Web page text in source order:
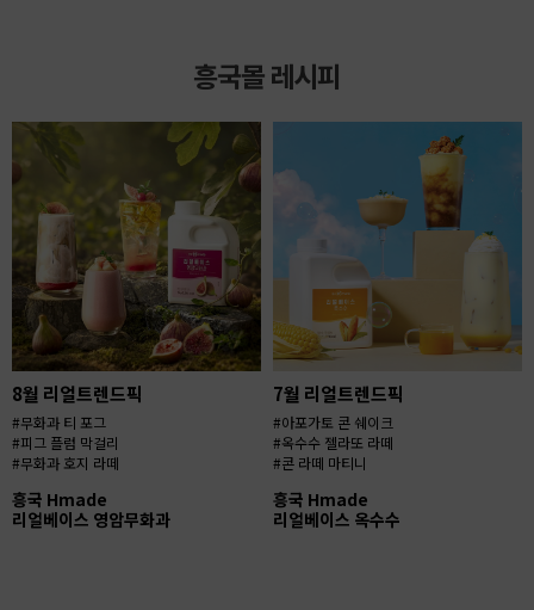
흥국몰 레시피
8월 리얼트렌드픽
#무화과 티 포그
#피그 플럼 막걸리
#무화과 호지 라떼
흥국 Hmade
리얼베이스 영암무화과
7월 리얼트렌드픽
#아포가토 콘 쉐이크
#옥수수 젤라또 라떼
#콘 라떼 마티니
흥국 Hmade
리얼베이스 옥수수